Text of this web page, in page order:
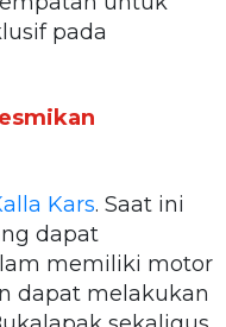
pada
Kars. Saat ini
dapat
memiliki motor
dapat melakukan